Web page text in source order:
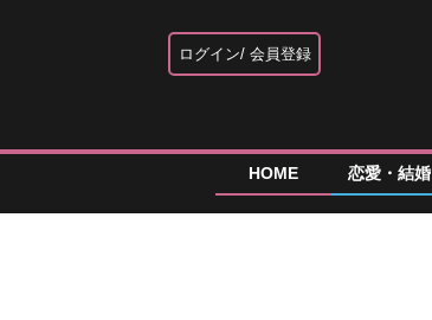
ログイン 会員登録
HOME 恋愛・結婚